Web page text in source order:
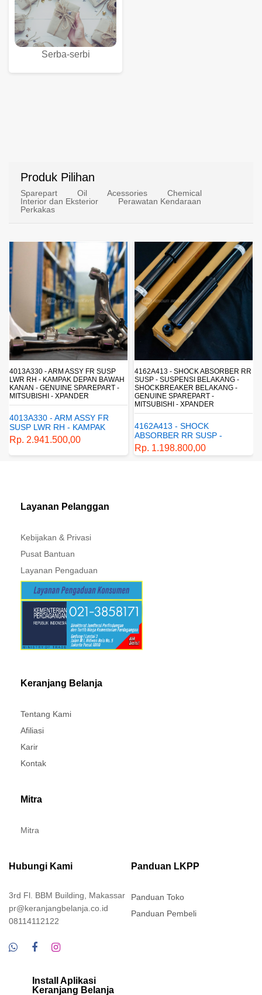
Serba-serbi
Produk Pilihan
Sparepart Oil Acessories
Chemical
Interior dan Eksterior
Perawatan Kendaraan
Perkakas
4013A330 - ARM ASSY FR SUSP
LWR RH - KAMPAK DEPAN BAWAH
KANAN - GENUINE SPAREPART -
MITSUBISHI - XPANDER
4013A330 - ARM ASSY FR
SUSP LWR RH - KAMPAK
DEPAN BAWAH KANAN -
GENUINE SPAREPART -
MITSUBISHI - XPANDER
Rp. 2.941.500,00
4162A413 - SHOCK ABSORBER RR
SUSP - SUSPENSI BELAKANG -
SHOCKBREAKER BELAKANG -
GENUINE SPAREPART -
MITSUBISHI - XPANDER
4162A413 - SHOCK
ABSORBER RR SUSP -
SUSPENSI BELAKANG -
SHOCKBREAKER BELAKANG
Rp. 1.198.800,00
Layanan Pelanggan
Kebijakan & Privasi
Pusat Bantuan
Layanan Pengaduan
Keranjang Belanja
Tentang Kami
Afiliasi
Karir
Kontak
Mitra
Mitra
Hubungi Kami
3rd Fl. BBM Building, Makassar
pr@keranjangbelanja.co.id
08114112122
Panduan LKPP
Panduan Toko
Panduan Pembeli
Install Aplikasi
Keranjang Belanja